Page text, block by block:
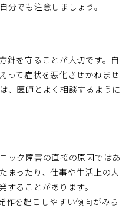
分でも注意しましょう。
針を守ることが大切です。自
って症状を悪化させかねませ
、医師とよく相談するように
ック障害の直接の原因ではあ
まったり、仕事や生活上の大
することがあります。
作を起こしやすい傾向がみら